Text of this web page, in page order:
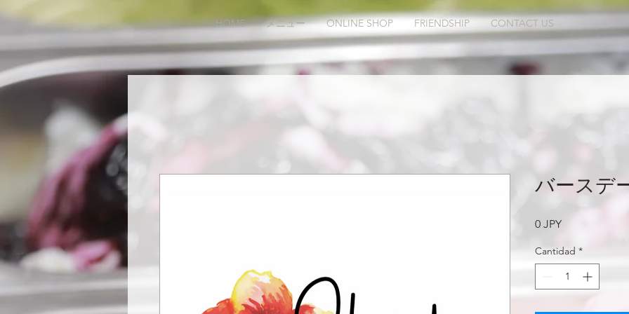
HOME メニュー ONLINE SHOP FRIENDSHIP CONTACT US
バースデ
0 JPYPrecio
Cantidad *